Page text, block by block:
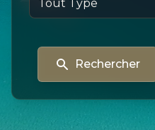
Rechercher